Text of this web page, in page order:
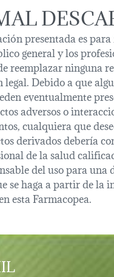
presentada es
general y los
reemplazar ninguna
Debido a que
eventualmente
adversos o
cualquiera que
derivados debería
de la salud
del uso para una
se haga a partir de la
esta Farmacopea.